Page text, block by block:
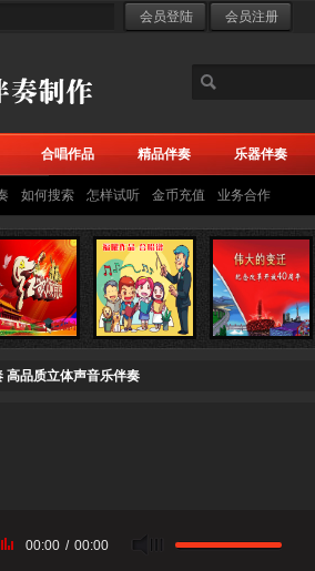
合唱作品 精品伴奏 乐器伴奏
如何搜索 怎样试听 金币充值 业务合作
高品质立体声音乐伴奏
00:00 / 00:00